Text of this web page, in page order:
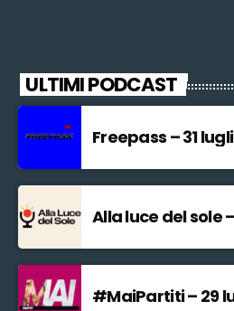
ULTIMI PODCAST
Freepass – 31
Alla luce del sole
#MaiPartiti – 29